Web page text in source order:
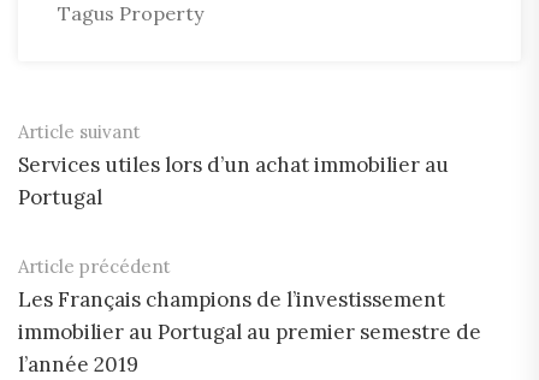
Tagus Property
Article suivant
Services utiles lors d’un achat immobilier au
Portugal
Article précédent
Les Français champions de l’investissement
immobilier au Portugal au premier semestre de
l’année 2019